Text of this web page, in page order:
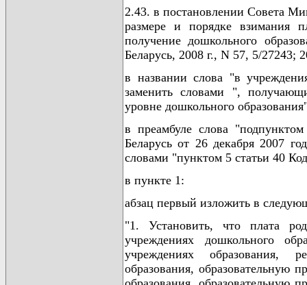
2.43. в постановлении Совета
размере и порядке взимания
получение дошкольного
Беларусь, 2008 г., N 57, 5/27243;
в названии слова "в
заменить словами ",
уровне дошкольного
в преамбуле слова
Беларусь от 26 декабря 2007
словами "пунктом 5 статьи 40
в пункте 1:
абзац первый изложить в
"1. Установить, что плата
учреждениях дошкольного
учреждениях образования,
образования, образовательную